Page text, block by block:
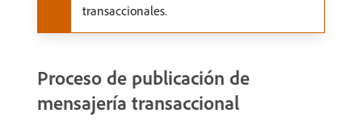
transaccionales.
Proceso de publicación de
mensajería transaccional